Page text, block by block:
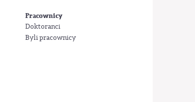
Pracownicy
Doktoranci
Byli pracownicy